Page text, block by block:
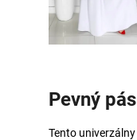
Pevný pás
Tento univerzálny